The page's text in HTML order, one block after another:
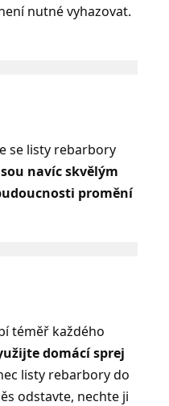
nutné vyhazovat.
se listy rebarbory
navíc skvělým
promění
téměř každého
domácí sprej
listy rebarbory do
odstavte, nechte ji